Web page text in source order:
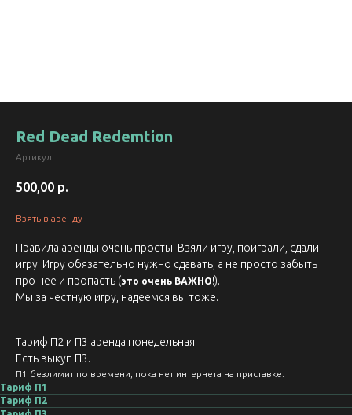
Red Dead Redemtion
Артикул:
500,00 р.
Взять в аренду
Правила аренды очень просты. Взяли игру, поиграли, сдали
игру. Игру обязательно нужно сдавать, а не просто забыть
про нее и пропасть (это очень ВАЖНО!).
Мы за честную игру, надеемся вы тоже.
Тариф П2 и П3 аренда понедельная.
Есть выкуп П3.
П1 безлимит по времени, пока нет интернета на приставке.
Тариф П1
Тариф П2